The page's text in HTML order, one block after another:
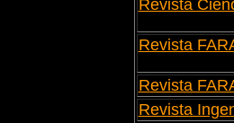
Revista
Revista
Revista
Revista